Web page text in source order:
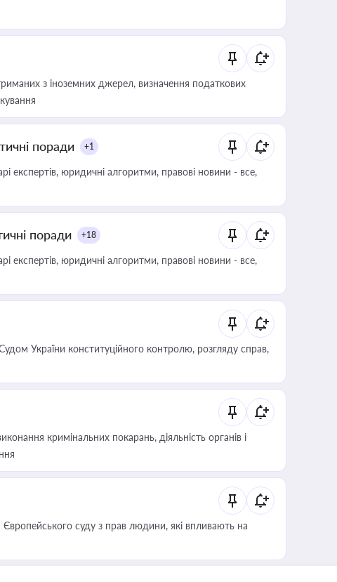
з іноземних джерел, визначення податкових
поради +1
експертів, юридичні алгоритми, правові новини - все,
поради +18
експертів, юридичні алгоритми, правові новини - все,
України конституційного контролю, розгляду справ,
кримінальних покарань, діяльність органів і
суду з прав людини, які впливають на